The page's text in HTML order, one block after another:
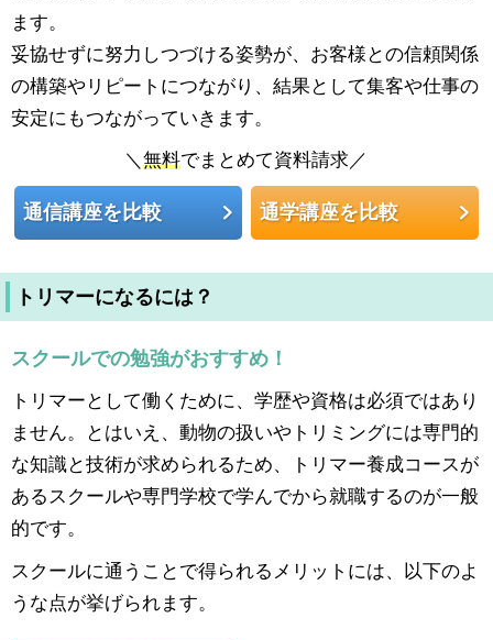
ます。
妥協せずに努力しつづける姿勢が、お客様との信頼関係
の構築やリピートにつながり、結果として集客や仕事の
安定にもつながっていきます。
＼無料でまとめて資料請求／
通信講座を比較 通学講座を比較
トリマーになるには？
スクールでの勉強がおすすめ！
トリマーとして働くために、学歴や資格は必須ではあり
ません。とはいえ、動物の扱いやトリミングには専門的
な知識と技術が求められるため、トリマー養成コースが
あるスクールや専門学校で学んでから就職するのが一般
的です。
スクールに通うことで得られるメリットには、以下のよ
うな点が挙げられます。